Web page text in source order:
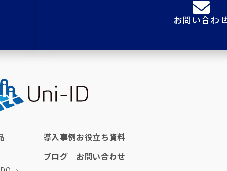
お問い合わ
導入事例
ブログ
お役立ち資料
お問い合わせ